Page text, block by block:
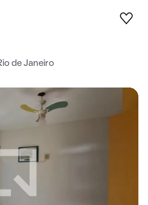
de Janeiro